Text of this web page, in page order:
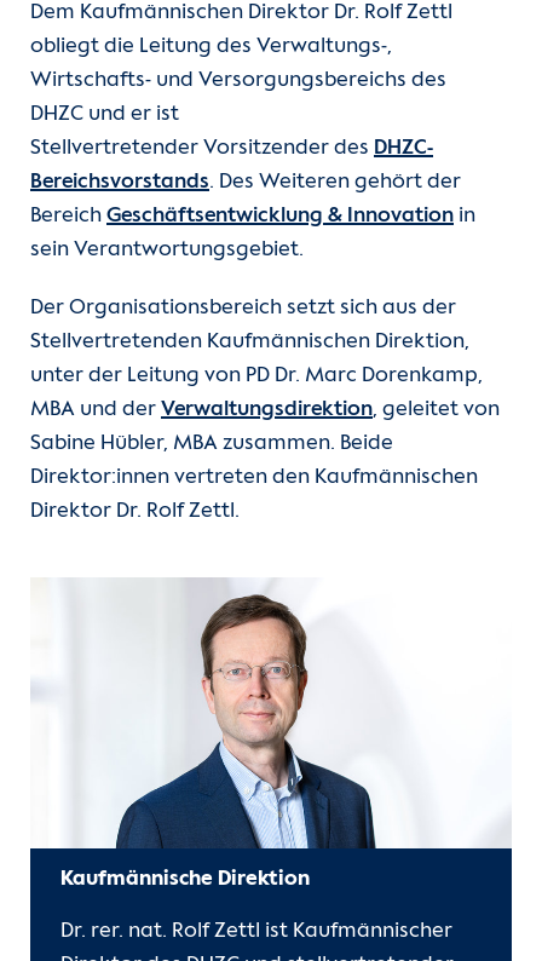
Karriere
Herzatlas
Forschung
Über uns
Unternehmensentwicklung
Pflegedirektion
Internationale Patienten
Einblicke
Zur Seite der Charité
Dem Kaufmännischen Direktor Dr. Rolf Zettl
obliegt die Leitung des Verwaltungs-,
Wirtschafts- und Versorgungsbereichs des
DHZC und er ist
Stellvertretender Vorsitzender des DHZC-
Bereichsvorstands. Des Weiteren gehört der
Bereich Geschäftsentwicklung & Innovation in
sein Verantwortungsgebiet.
Der Organisationsbereich setzt sich aus der
Stellvertretenden Kaufmännischen Direktion,
unter der Leitung von PD Dr. Marc Dorenkamp,
MBA und der Verwaltungsdirektion, geleitet von
Sabine Hübler, MBA zusammen. Beide
Direktor:innen vertreten den Kaufmännischen
Direktor Dr. Rolf Zettl.
Kaufmännische Direktion
Dr. rer. nat. Rolf Zettl ist Kaufmännischer